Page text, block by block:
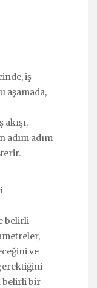
iş
aşamada,
adım
belirli
ve
belirli bir